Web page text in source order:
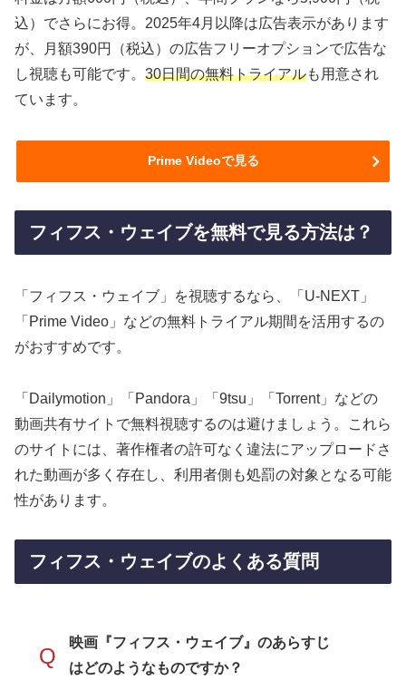
込）でさらにお得。2025年4月以降は広告表示があります
が、月額390円（税込）の広告フリーオプションで広告な
し視聴も可能です。 30日間の無料トライアルも用意され
ています。
Prime Videoで見る
フィフス・ウェイブを無料で見る方法は？
「フィフス・ウェイブ」を視聴するなら、「U-NEXT」
「Prime Video」などの無料トライアル期間を活用するの
がおすすめです。
「Dailymotion」「Pandora」「9tsu」「Torrent」などの
動画共有サイトで無料視聴するのは避けましょう。これら
のサイトには、著作権者の許可なく違法にアップロードさ
れた動画が多く存在し、利用者側も処罰の対象となる可能
性があります。
フィフス・ウェイブのよくある質問
Q
映画『フィフス・ウェイブ』のあらすじ
はどのようなものですか？